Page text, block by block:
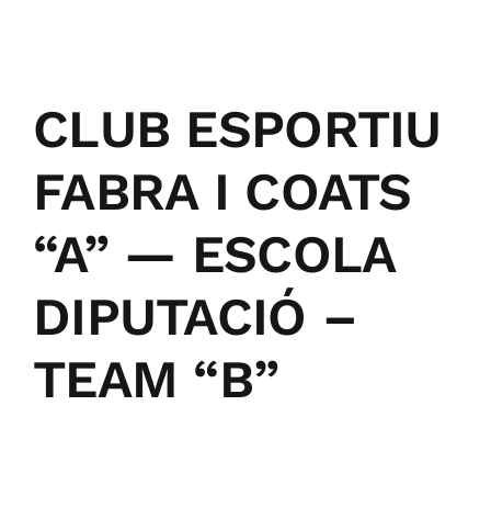
CLUB ESPORTIU
FABRA I COATS
“A” — ESCOLA
DIPUTACIÓ –
TEAM “B”